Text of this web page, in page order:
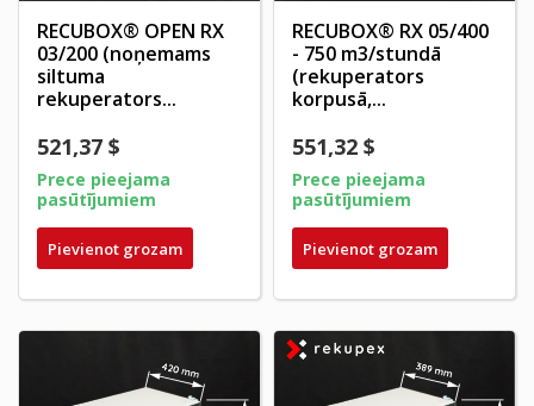
RECUBOX® OPEN RX
03/200 (noņemams
siltuma
rekuperators...
521,37 $
Prece pieejama
pasūtījumiem
Pievienot grozam
RECUBOX® RX 05/400
- 750 m3/stundā
(rekuperators
korpusā,...
551,32 $
Prece pieejama
pasūtījumiem
Pievienot grozam